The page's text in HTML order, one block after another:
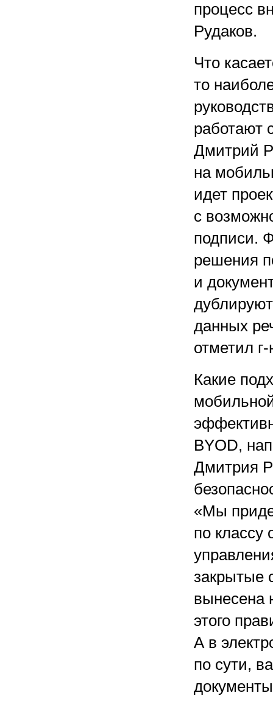
процесс
Рудаков.
Что
то
работают
Дмитрий
на
идет
с
подписи.
решения
и
данных
отметил
Какие
BYOD,
Дмитрия
«Мы
по классу
закрытые
вынесена
этого
А в
по сути,